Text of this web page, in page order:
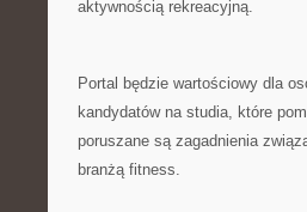
aktywnością rekreacyjną.
Portal będzie wartościowy dla
kandydatów na studia, które
poruszane są zagadnienia
branżą fitness.